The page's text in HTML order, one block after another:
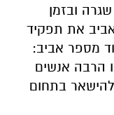
ובזמן
את תפקיד
50. על הגדוד מספר אביב:
הרבה אנשים
בתחום